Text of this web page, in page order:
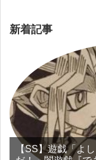
新着記事
【SS】遊戯「よ